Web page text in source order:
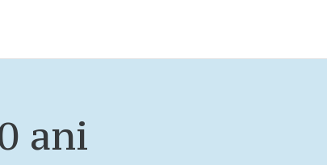
ani